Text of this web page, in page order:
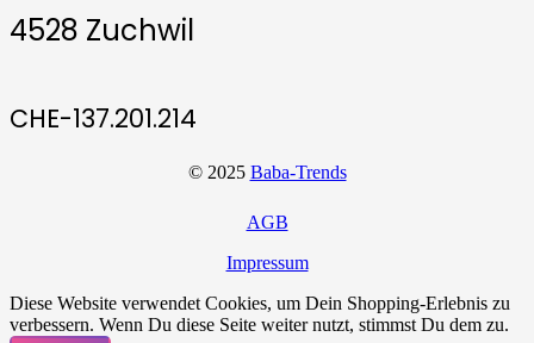
4528 Zuchwil
CHE-137.201.214
© 2025 Baba-Trends
AGB
Impressum
Diese Website verwendet Cookies, um Dein Shopping-Erlebnis zu
verbessern. Wenn Du diese Seite weiter nutzt, stimmst Du dem zu.